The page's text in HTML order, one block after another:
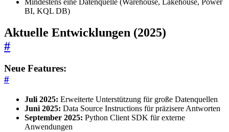
BI, KQL DB)
Aktuelle Entwicklungen (2025)
#
Neue Features:
#
Juli 2025: Erweiterte Unterstützung für große Datenquellen
Juni 2025: Data Source Instructions für präzisere Antworten
September 2025: Python Client SDK für externe
Anwendungen